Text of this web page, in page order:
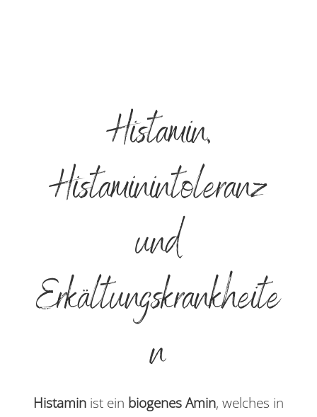
Histamin,
Histaminintoleranz
und
Erkältungskrankheite
n
Histaminist ein biogenes Amin, welches in